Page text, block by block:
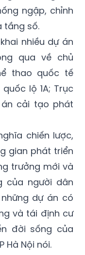
ngập, chỉnh
tầng số.
nhiều dự án
qua về chủ
thao quốc tế
lộ 1A; Trục
cải tạo phát
chiến lược,
gian phát triển
trưởng mới và
của người dân
dự án có
và tái định cư
đời sống của
Hà Nội nói.